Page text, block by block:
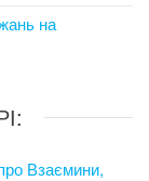
на
Взаємини,